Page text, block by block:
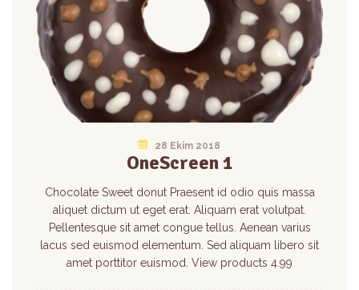
28 Ekim 2018
OneScreen 1
Chocolate Sweet donut Praesent id odio quis massa
aliquet dictum ut eget erat. Aliquam erat volutpat.
Pellentesque sit amet congue tellus. Aenean varius
lacus sed euismod elementum. Sed aliquam libero sit
amet porttitor euismod. View products 4.99